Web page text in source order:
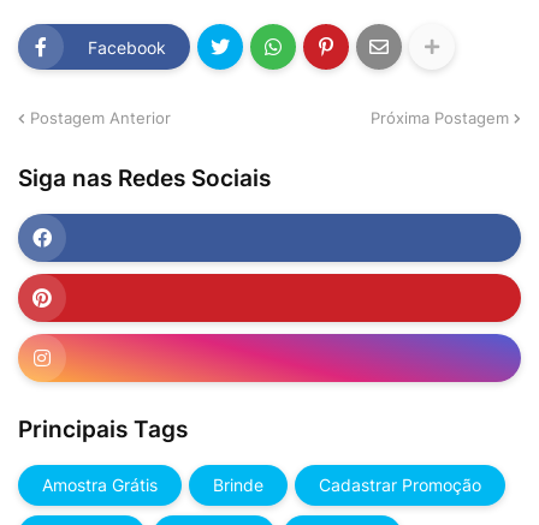
Facebook
Postagem Anterior Próxima Postagem
Siga nas Redes Sociais
Principais Tags
Amostra Grátis Brinde Cadastrar Promoção